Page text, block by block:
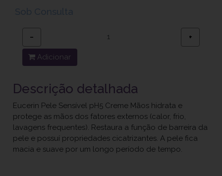
− +
Adicionar
Descrição detalhada
Eucerin Pele Sensível pH5 Creme Mãos hidrata e
protege as mãos dos fatores externos (calor, frio,
lavagens frequentes). Restaura a função de barreira da
pele e possuí propriedades cicatrizantes. A pele fica
macia e suave por um longo período de tempo.